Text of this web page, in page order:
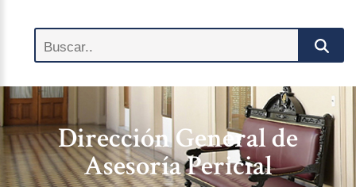
Dirección General de
Asesoría Pericial